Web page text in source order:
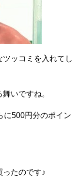
ッコミを入れてし
いですね。
に500円分のポイン
ったのです♪